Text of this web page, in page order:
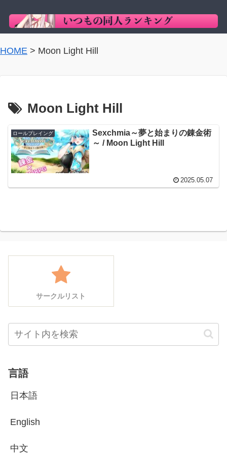
HOME > Moon Light Hill
Moon Light Hill
ロールプレイング
Sexchmia～夢と始まりの錬金術
～ / Moon Light Hill
2025.05.07
サークルリスト
言語
日本語
English
中文